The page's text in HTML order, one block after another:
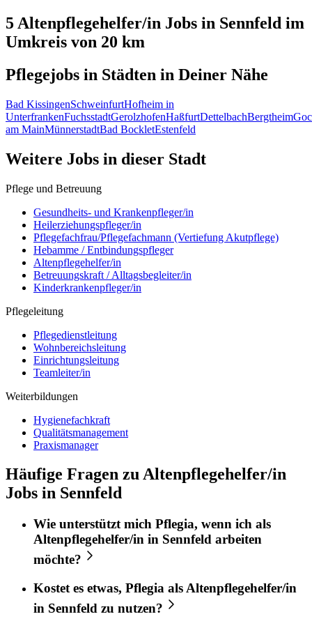
5 Altenpflegehelfer/in Jobs in Sennfeld im
Umkreis von 20 km
Pflegejobs in Städten in Deiner Nähe
Bad KissingenSchweinfurtHofheim in
UnterfrankenFuchsstadtGerolzhofenHaßfurtDettelbachBergtheim
am MainMünnerstadtBad BockletEstenfeld
Weitere Jobs in dieser Stadt
Pflege und Betreuung
Gesundheits- und Krankenpfleger/in
Heilerziehungspfleger/in
Pflegefachfrau/Pflegefachmann (Vertiefung Akutpflege)
Hebamme / Entbindungspfleger
Altenpflegehelfer/in
Betreuungskraft / Alltagsbegleiter/in
Kinderkrankenpfleger/in
Pflegeleitung
Pflegedienstleitung
Wohnbereichsleitung
Einrichtungsleitung
Teamleiter/in
Weiterbildungen
Hygienefachkraft
Qualitätsmanagement
Praxismanager
Häufige Fragen zu Altenpflegehelfer/in
Jobs in Sennfeld
Wie unterstützt mich Pflegia, wenn ich als
Altenpflegehelfer/in in Sennfeld arbeiten
möchte?
Kostet es etwas, Pflegia als Altenpflegehelfer/in
in Sennfeld zu nutzen?